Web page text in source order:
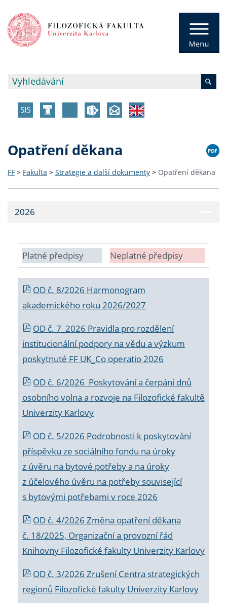
Opatření děkana
FF > Fakulta > Strategie a další dokumenty > Opatření děkana
2026
Platné předpisy Neplatné předpisy
OD č. 8/2026 Harmonogram
akademického roku 2026/2027
OD č. 7_2026 Pravidla pro rozdělení
institucionální podpory na vědu a výzkum
poskytnuté FF UK_Co operatio 2026
OD č. 6/2026 Poskytování a čerpání dnů
osobního volna a rozvoje na Filozofické fakultě
Univerzity Karlovy
OD č. 5/2026 Podrobnosti k poskytování
příspěvku ze sociálního fondu na úroky
z úvěru na bytové potřeby a na úroky
z účelového úvěru na potřeby související
s bytovými potřebami v roce 2026
OD č. 4/2026 Změna opatření děkana
č. 18/2025, Organizační a provozní řád
Knihovny Filozofické fakulty Univerzity Karlovy
OD č. 3/2026 Zrušení Centra strategických
regionů Filozofické fakulty Univerzity Karlovy